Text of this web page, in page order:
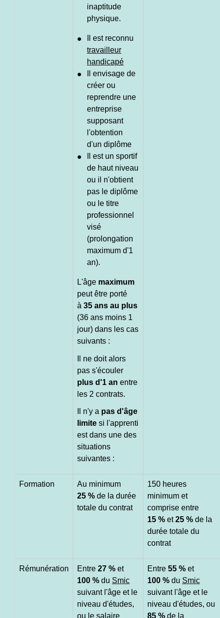
inaptitude
physique.
Il est reconnu
travailleur
handicapé
Il envisage de
créer ou
reprendre une
entreprise
supposant
l'obtention
d'un diplôme
Il est un sportif
de haut niveau
ou il n'obtient
pas le diplôme
ou le titre
professionnel
visé
(prolongation
maximum d'1
an).
L'âge maximum
peut être porté
à 35 ans au plus
(36 ans moins 1
jour) dans les cas
suivants :
Il ne doit alors
pas s'écouler
plus d'1 an entre
les 2 contrats.
Il n'y a pas d'âge
limite si l'apprenti
est dans une des
situations
suivantes :
Formation
Au minimum
25 % de la durée
totale du contrat
150 heures
minimum et
comprise entre
15 % et25 % de la
durée totale du
contrat
Rémunération Entre 27 % et
100 % du Smic
suivant l'âge et le
niveau d'études,
ou le salaire
Entre 55 % et
100 % du Smic
suivant l'âge et le
niveau d'études, ou
85 % de la